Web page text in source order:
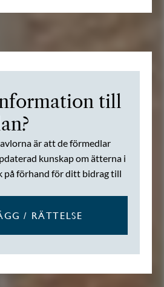
till
är att de förmedlar
kunskap om ätterna i
på förhand för ditt bidrag till
/ RÄTTELSE